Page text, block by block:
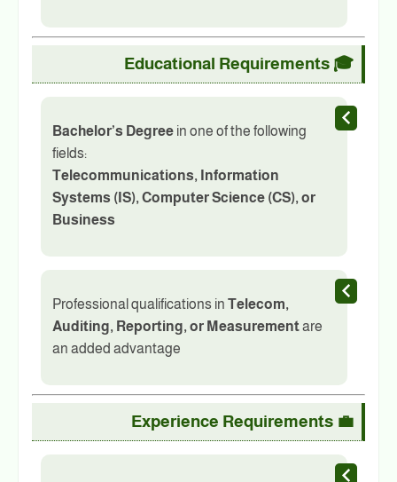
🎓
Educational Requirements
Bachelor’s Degree in one of the following
fields:
Telecommunications, Information
Systems (IS), Computer Science (CS), or
Business
Professional qualifications in Telecom,
Auditing, Reporting, or Measurementare
an added advantage
💼
Experience Requirements